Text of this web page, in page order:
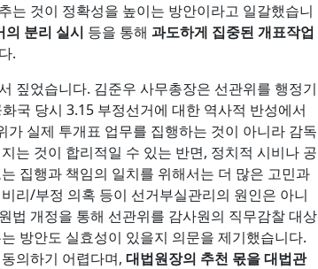
는 것이 정확성을 높이는 방안이라고 일갈했습니
의 분리 실시 등을 통해 과도하게 집중된 개표작업
.
짚었습니다. 김준우 사무총장은 선관위를 행정기
국 당시 3.15 부정선거에 대한 역사적 반성에서
실제 투개표 업무를 집행하는 것이 아니라 감독
는 것이 합리적일 수 있는 반면, 정치적 시비나 공
집행과 책임의 일치를 위해서는 더 많은 고민과
리/부정 의혹 등이 선거부실관리의 원인은 아니
법 개정을 통해 선관위를 감사원의 직무감찰 대상
방안도 실효성이 있을지 의문을 제기했습니다.
의하기 어렵다며, 대법원장의 추천 몫을 대법관